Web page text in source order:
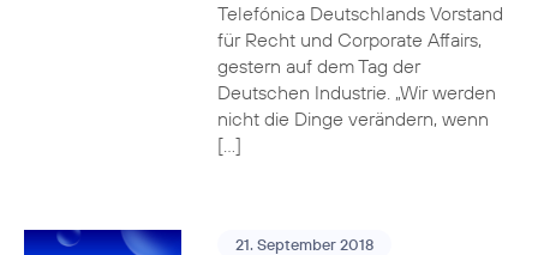
Telefónica Deutschlands Vorstand
für Recht und Corporate Affairs,
gestern auf dem Tag der
Deutschen Industrie. „Wir werden
nicht die Dinge verändern, wenn
[…]
21. September 2018